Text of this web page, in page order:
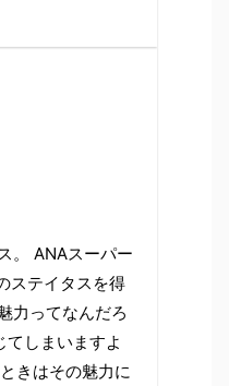
。 ANAスーパー
ステイタスを得
力ってなんだろ
しまいますよ
きはその魅力に